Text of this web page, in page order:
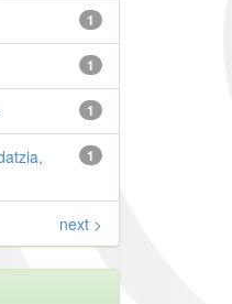
1
1
1
1
next >